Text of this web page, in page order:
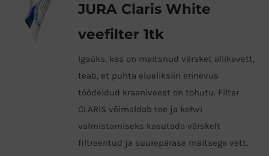
JURA Claris White
veefilter 1tk
Igaüks, kes on maitsnud värsket allikavett,
teab, et puhta elueliksiiri erinevus
töödeldud kraaniveest on tohutu. Filter
CLARIS võimaldab tee ja kohvi
valmistamiseks kasutada värskelt
filtreeritud ja suurepärase maitsega vett.